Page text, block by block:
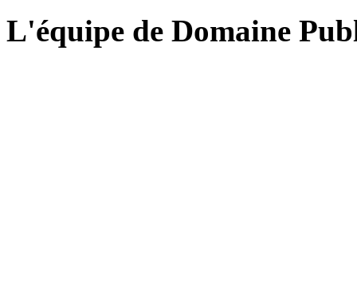
L'équipe de Domaine